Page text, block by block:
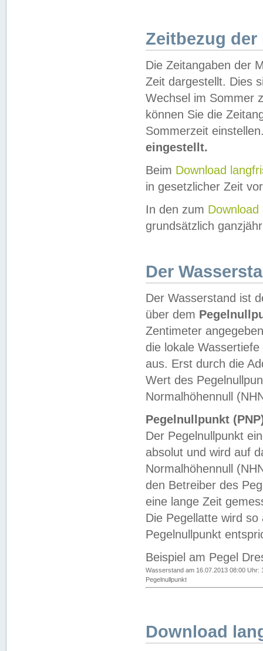
Zeitbezug der
Die Zeitangaben der
Zeit dargestellt. Dies
Wechsel im Sommer
können Sie die
Sommerzeit
eingestellt.
Beim Download
in gesetzlicher Zeit
In den zum Download
grundsätzlich
Der
Der Wasserstand ist
über dem
Zentimeter
die lokale
aus. Erst durch die
Wert des
Normalhöhennull
Pegelnullpunkt
Der Pegelnullpunkt
absolut und wird auf
Normalhöhennull
den Betreiber des
eine lange Zeit
Die Pegellatte wird
Pegelnullpunkt
Beispiel am Pegel
Wasserstand am 16.07.2013 08:00 Uhr:
Pegelnullpunkt
Download